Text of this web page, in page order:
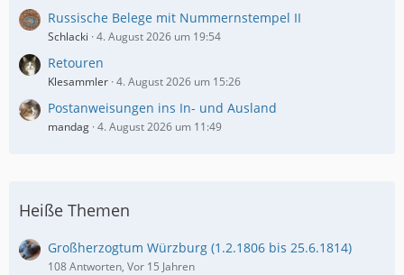
Russische Belege mit Nummernstempel II
Schlacki 4. August 2026 um 19:54
Retouren
Klesammler 4. August 2026 um 15:26
Postanweisungen ins In- und Ausland
mandag 4. August 2026 um 11:49
Heiße Themen
Großherzogtum Würzburg (1.2.1806 bis 25.6.1814)
108 Antworten, Vor 15 Jahren